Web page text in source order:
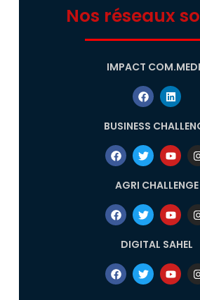
Nos réseaux
IMPACT
BUSINESS
AGRI CHALLENGE
DIGITAL SAHEL